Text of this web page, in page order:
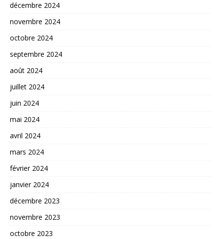
décembre 2024
novembre 2024
octobre 2024
septembre 2024
août 2024
juillet 2024
juin 2024
mai 2024
avril 2024
mars 2024
février 2024
janvier 2024
décembre 2023
novembre 2023
octobre 2023